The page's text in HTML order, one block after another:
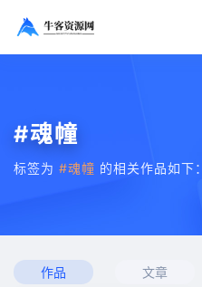
#魂幢
标签为 #魂幢 的相关作品如下：
作品 文章